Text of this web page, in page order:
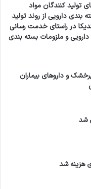
تولید کنندگان مواد
بندی دارویی از روند تولید
در راستای خدمت رسانی
دارویی و ملزومات بسته بندی
و داروهای بیماران
شد
هزینه شد